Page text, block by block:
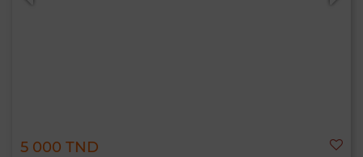
5 000 TND